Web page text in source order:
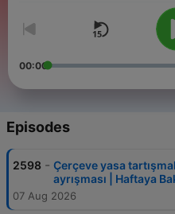
00:00
Episodes
2598 - Çerçeve yasa
ayrışması | Haftaya
07 Aug 2026